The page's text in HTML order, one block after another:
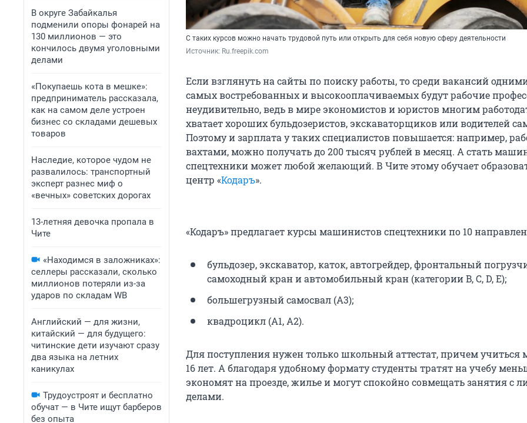
В округе Забайкалья
подменили опоры фонарей на
130 миллионов — это
кончилось двумя уголовными
делами
«Покупаешь кота в мешке»:
предприниматель рассказала,
как на самом деле устроен
бизнес со складами дешевых
товаров
Наследие, которое чудом не
развалилось: транспортный
эксперт разнес миф о
«вечных» советских дорогах
13-летняя девочка пропала в
Чите
«Находимся в заложниках»:
селлеры рассказали, сколько
миллионов потеряли из-за
ударов по складам WB
Английский — для жизни,
китайский — для будущего:
читинские дети изучают сразу
два языка на летних
каникулах
Трудоустроят и бесплатно
обучат — в Чите ищут барберов
без опыта
С таких курсов можно начать трудовой путь или открыть для себя новую сферу деятельности
Источник: Ru.freepik.com
Если взглянуть на сайты по поиску работы, то среди вакансий
самых востребованных и высокооплачиваемых будут рабочие
неудивительно, ведь в мире экономистов и юристов многим
хватает хороших бульдозеристов, экскаваторщиков или водителей
Поэтому и зарплата у таких специалистов повышается: например,
вахтами, можно получать до 200 тысяч рублей в месяц. А стать
спецтехники может любой желающий. В Чите этому обучает
центр «Кодаръ».
«Кодаръ» предлагает курсы машинистов спецтехники по 10
бульдозер, экскаватор, каток, автогрейдер, фронтальный
самоходный кран и автомобильный кран (категории B, C, D, E);
большегрузный самосвал (А3);
квадроцикл (А1, А2).
Для поступления нужен только школьный аттестат, причем учиться
16 лет. А благодаря удобному формату студенты тратят на учебу
экономят на проезде, жилье и могут спокойно совмещать занятия с
делами.